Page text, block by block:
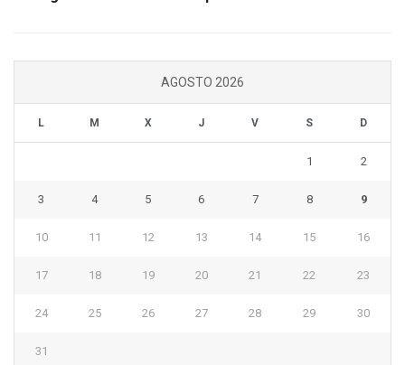
AGOSTO 2026
L M X J V S D
1 2
3 4 5 6 7 8 9
10 11 12 13 14 15 16
17 18 19 20 21 22 23
24 25 26 27 28 29 30
31